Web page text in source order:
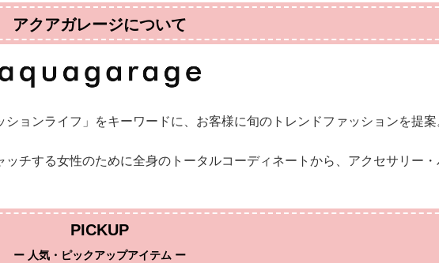
アクアガレージについて
ョンライフ」をキーワードに、お客様に旬のトレンドファッションを提案
チする女性のために全身のトータルコーディネートから、アクセサリー・
PICKUP
ー 人気・ピックアップアイテム ー